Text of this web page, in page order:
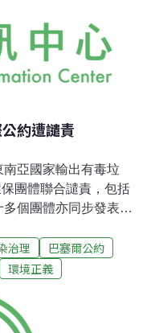
公約秘書長立即
約遭譴責
亞國家輸出有毒垃
團體聯合譴責，包括
個團體亦同步發表聲
》，形同在亞洲建立
起一人一信至日本交
簽訂雙邊經濟合作協
將許多為國際所禁止
治理
巴塞爾公約
環境正義